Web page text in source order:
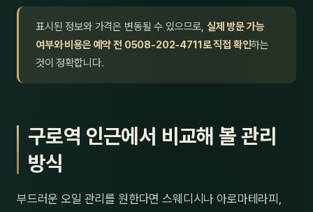
표시된 정보와 가격은 변동될 수 있으므로, 실제 방문 가능
여부와 비용은 예약 전 0508-202-4711로 직접 확인하는
것이 정확합니다.
구로역 인근에서 비교해 볼 관리
방식
부드러운 오일 관리를 원한다면 스웨디시나 아로마테라피,